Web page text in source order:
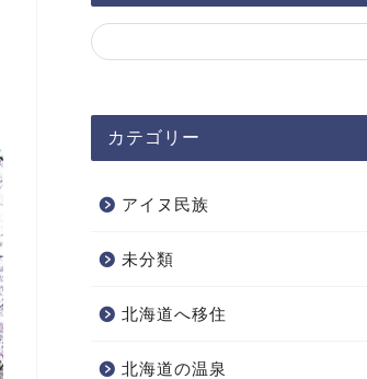
カテゴリー
アイヌ民族
未分類
北海道へ移住
北海道の温泉